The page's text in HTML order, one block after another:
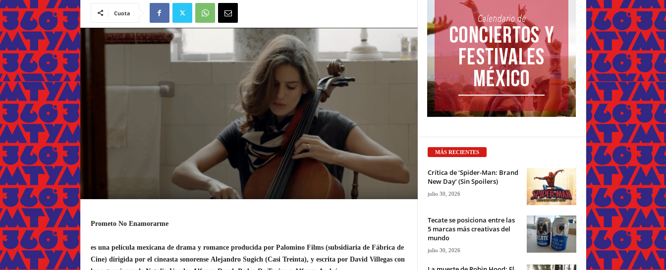
Cuota
Prometo No Enamorarme
es una película mexicana de drama y romance producida por Palomino Films (subsidiaria de Fábrica de
Cine) dirigida por el cineasta sonorense Alejandro Sugich (Casi Treinta), y escrita por David Villegas con
MÁS RECIENTES
Crítica de ‘Spider-Man: Brand
New Day’ (Sin Spoilers)
julio 30, 2026
Tecate se posiciona entre las
5 marcas más creativas del
mundo
julio 30, 2026